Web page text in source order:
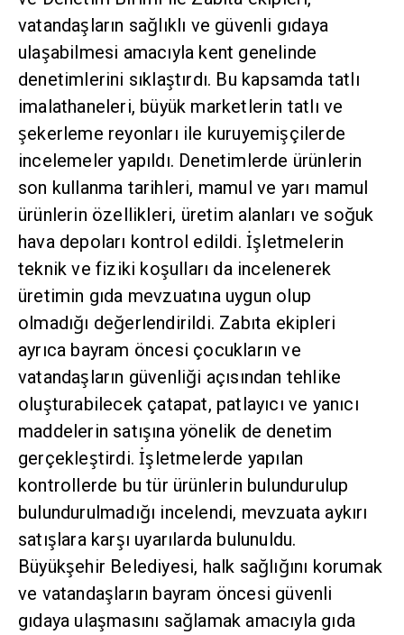
vatandaşların sağlıklı ve güvenli gıdaya
ulaşabilmesi amacıyla kent genelinde
denetimlerini sıklaştırdı. Bu kapsamda tatlı
imalathaneleri, büyük marketlerin tatlı ve
şekerleme reyonları ile kuruyemişçilerde
incelemeler yapıldı. Denetimlerde ürünlerin
son kullanma tarihleri, mamul ve yarı mamul
ürünlerin özellikleri, üretim alanları ve soğuk
hava depoları kontrol edildi. İşletmelerin
teknik ve fiziki koşulları da incelenerek
üretimin gıda mevzuatına uygun olup olmadığı
değerlendirildi. Zabıta ekipleri ayrıca bayram
öncesi çocukların ve vatandaşların güvenliği
açısından tehlike oluşturabilecek çatapat,
patlayıcı ve yanıcı maddelerin satışına yönelik
de denetim gerçekleştirdi. İşletmelerde
yapılan kontrollerde bu tür ürünlerin
bulundurulup bulundurulmadığı incelendi,
mevzuata aykırı satışlara karşı uyarılarda
bulunuldu. Büyükşehir Belediyesi, halk
sağlığını korumak ve vatandaşların bayram
öncesi güvenli gıdaya ulaşmasını sağlamak
amacıyla gıda denetimlerinin yanı sıra halk